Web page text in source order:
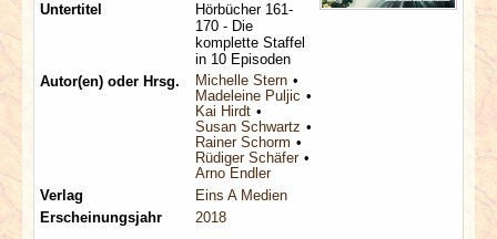
Untertitel
Hörbücher 161-
170 - Die
komplette Staffel
in 10 Episoden
Autor(en) oder Hrsg.
Michelle Stern
Madeleine Puljic
Kai Hirdt
Susan Schwartz
Rainer Schorm
Rüdiger Schäfer
Arno Endler
Verlag
Eins A Medien
Erscheinungsjahr
2018